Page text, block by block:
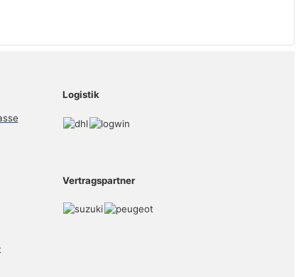
Logistik
Vertragspartner